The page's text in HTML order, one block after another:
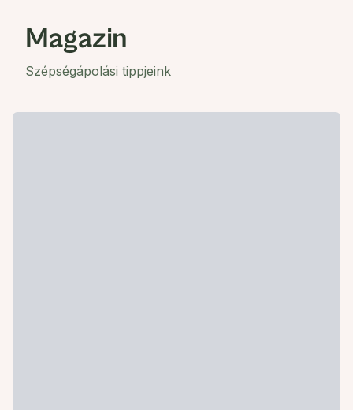
Magazin
Szépségápolási tippjeink